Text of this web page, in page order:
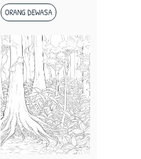
ORANG DEWASA